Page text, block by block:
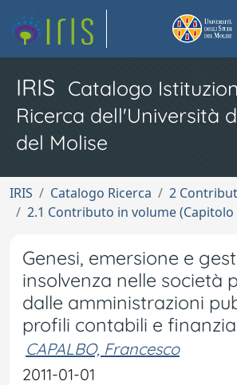
IRIS Catalogo
Ricerca dell'Università
del Molise
IRIS Catalogo Ricerca
2
2.1 Contributo in volume (Capitolo
Genesi, emersione e
insolvenza nelle società
dalle amministrazioni
profili contabili e
CAPALBO, Francesco
2011-01-01